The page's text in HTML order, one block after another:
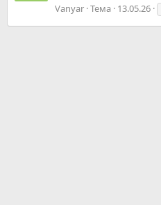
Vanyar Тема 13.05.26